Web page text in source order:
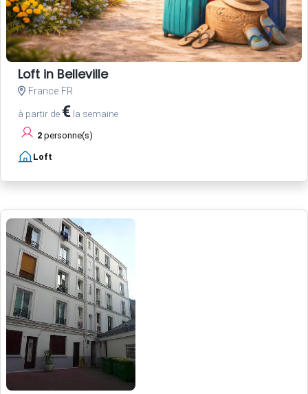
Loft in Belleville
France FR
à partir de € la semaine
2 personne(s)
Loft